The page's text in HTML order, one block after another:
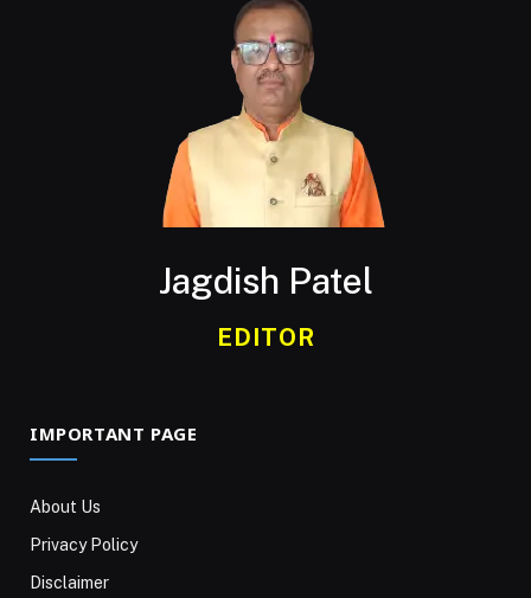
Jagdish Patel
EDITOR
IMPORTANT PAGE
About Us
Privacy Policy
Disclaimer